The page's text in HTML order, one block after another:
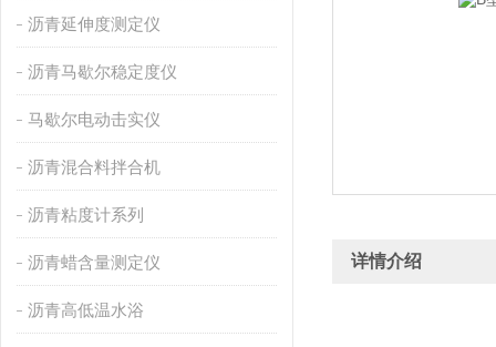
沥青延伸度测定仪
沥青马歇尔稳定度仪
马歇尔电动击实仪
沥青混合料拌合机
沥青粘度计系列
沥青蜡含量测定仪
沥青高低温水浴
详情介绍